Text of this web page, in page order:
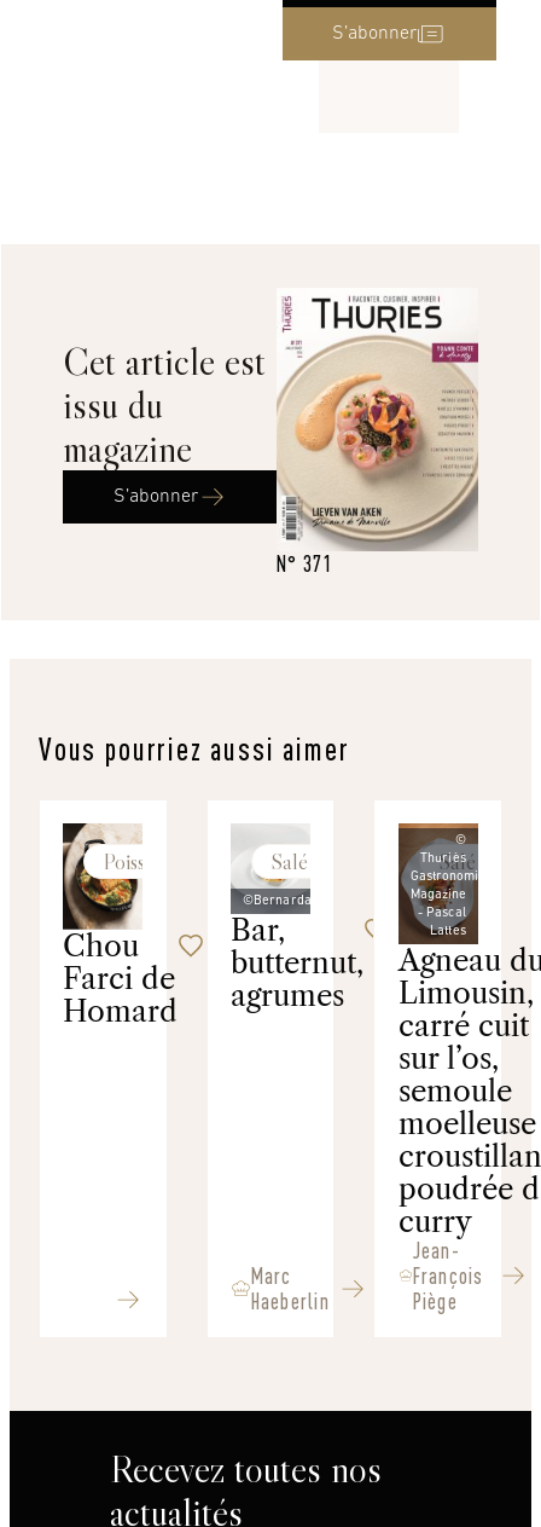
S’abonner
Cet article est
issu du
magazine
S’abonner
N° 371
Vous pourriez aussi aimer
Poissons
Chou
Farci de
Homard
©Bernardaud
Salé
Bar,
butternut,
agrumes
Marc
Haeberlin
©
Thuriès
Gastronomie
Magazine
- Pascal
Lattes
Salé
Agneau
Limousin,
carré cuit
sur l’os,
semoule
poudrée
curry
Jean-
François
Piège
Recevez toutes nos
actualités